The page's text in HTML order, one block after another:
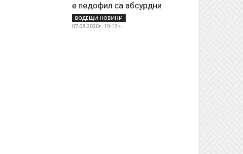
е педофил са абсурдни
ВОДЕЩИ НОВИНИ
07.08.2026г. 10:12ч.